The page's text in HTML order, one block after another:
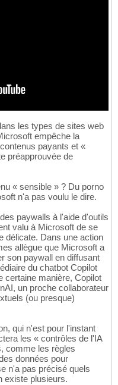
les types de sites web
empêche la
payants et «
préapprouvée de
« sensible » ? Du porno
n'a pas voulu le dire.
paywalls à l'aide d'outils
valu à Microsoft de se
délicate. Dans une action
allègue que Microsoft a
son paywall en diffusant
du chatbot Copilot
certaine manière, Copilot
un proche collaborateur
(ou presque)
qui n'est pour l'instant
les « contrôles de l'IA
comme les règles
données pour
n'a pas précisé quels
existe plusieurs.